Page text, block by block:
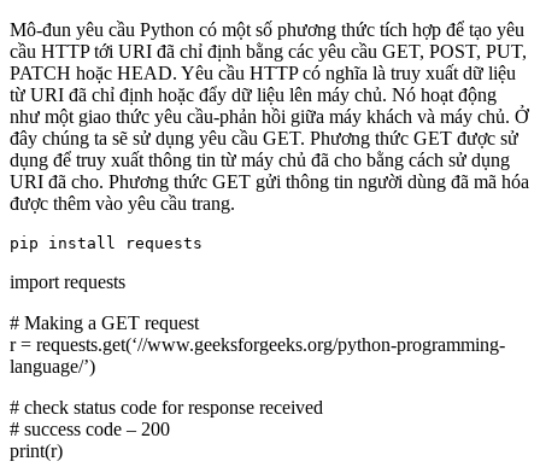
Mô-đun yêu cầu Python có một số phương thức tích hợp để tạo yêu
cầu HTTP tới URI đã chỉ định bằng các yêu cầu GET, POST, PUT,
PATCH hoặc HEAD. Yêu cầu HTTP có nghĩa là truy xuất dữ liệu
từ URI đã chỉ định hoặc đẩy dữ liệu lên máy chủ. Nó hoạt động
như một giao thức yêu cầu-phản hồi giữa máy khách và máy chủ. Ở
đây chúng ta sẽ sử dụng yêu cầu GET. Phương thức GET được sử
dụng để truy xuất thông tin từ máy chủ đã cho bằng cách sử dụng
URI đã cho. Phương thức GET gửi thông tin người dùng đã mã hóa
được thêm vào yêu cầu trang.
pip install requests
import requests
# Making a GET request
r = requests.get(‘//www.geeksforgeeks.org/python-programming-
language/’)
# check status code for response received
# success code – 200
print(r)